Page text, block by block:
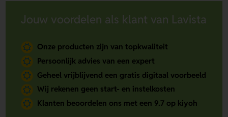
Jouw voordelen als klant van Lavista
Onze producten zijn van topkwaliteit
Persoonlijk advies van een expert
Geheel vrijblijvend een gratis digitaal voorbeeld
Wij rekenen geen start- en instelkosten
Klanten beoordelen ons met een 9.7 op kiyoh